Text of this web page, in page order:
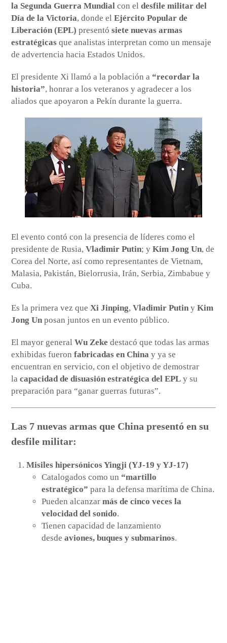
la Segunda Guerra Mundial con eldesfile militar del
Día de la Victoria, donde elEjército Popular de
Liberación (EPL) presentósiete nuevas armas
estratégicas que analistas interpretan como un mensaje
de advertencia hacia Estados Unidos.
El presidente Xi llamó a la población a “recordar la
historia”, honrar a los veteranos y agradecer a los
aliados que apoyaron a Pekín durante la guerra.
El evento contó con la presencia de líderes como el
presidente de Rusia,Vladimir Putin; yKim Jong Un, de
Corea del Norte, así como representantes de Vietnam,
Malasia, Pakistán, Bielorrusia, Irán, Serbia, Zimbabue y
Cuba.
Es la primera vez queXi Jinping,Vladimir Putin yKim
Jong Un posan juntos en un evento público.
El mayor generalWu Zeke destacó que todas las armas
exhibidas fueronfabricadas en China y ya se
encuentran en servicio, con el objetivo de demostrar
lacapacidad de disuasión estratégica del EPL y su
preparación para “ganar guerras futuras”.
Las 7 nuevas armas que China presentó en su
desfile militar:
Misiles hipersónicos Yingji (YJ-19 y YJ-17)
Catalogados como un “martillo
estratégico” para la defensa marítima de China.
Pueden alcanzarmás de cinco veces la
velocidad del sonido.
Tienen capacidad de lanzamiento
desdeaviones, buques y submarinos.